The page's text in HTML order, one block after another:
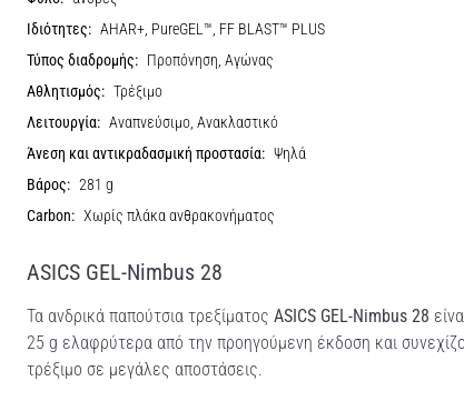
Ιδιότητες: AHAR+, PureGEL™, FF BLAST™ PLUS
Τύπος διαδρομής: Προπόνηση, Αγώνας
Αθλητισμός: Τρέξιμο
Λειτουργία: Αναπνεύσιμο, Ανακλαστικό
Άνεση και αντικραδασμική προστασία: Ψηλά
Βάρος: 281 g
Carbon: Χωρίς πλάκα ανθρακονήματος
ASICS GEL-Nimbus 28
Τα ανδρικά παπούτσια τρεξίματος ASICS GEL-Nimbus 28
25 g ελαφρύτερα από την προηγούμενη έκδοση και
τρέξιμο σε μεγάλες αποστάσεις.